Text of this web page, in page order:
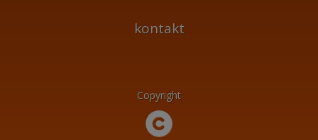
kontakt
Copyright